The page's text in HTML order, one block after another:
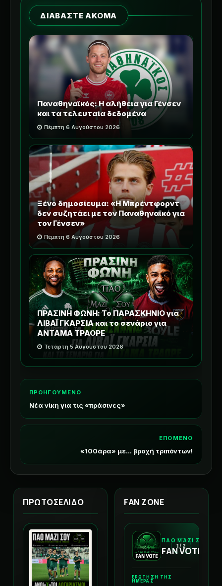
ΔΙΑΒΑΣΤΕ ΑΚΟΜΑ
Παναθηναϊκός: Η αλήθεια για Γένσεν
και τα τελευταία δεδομένα
Πέμπτη 6 Αυγούστου 2026
Ξένο δημοσίευμα: «Η Μπρέντφορντ
δεν συζητάει με τον Παναθηναϊκό για
τον Γένσεν»
Πέμπτη 6 Αυγούστου 2026
ΠΡΑΣΙΝΗ ΦΩΝΗ: Το ΠΑΡΑΣΚΗΝΙΟ για
ΛΙΒΑΪ ΓΚΑΡΣΙΑ και το σενάριο για
ΑΝΤΑΜΑ ΤΡΑΟΡΕ
Τετάρτη 5 Αυγούστου 2026
ΕΠΟΜΕΝΟ
«100άρα» με... βροχή τριπόντων!
ΠΡΟΗΓΟΥΜΕΝΟ
Νέα νίκη για τις «πράσινες»
ΠΡΩΤΟΣΕΛΙΔΟ FAN ZONE
ΠΑΟ ΜΑΖΙ ΣΟΥ
FAN VOTE
1 / 2
ΕΡΩΤΗΣΗ ΤΗΣ
ΗΜΕΡΑΣ